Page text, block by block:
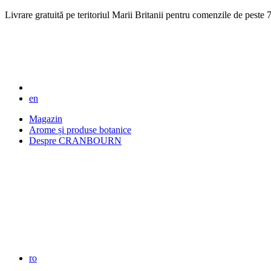
Livrare gratuită pe teritoriul Marii Britanii pentru comenzile de peste
en
Magazin
Arome și produse botanice
Despre CRANBOURN
ro